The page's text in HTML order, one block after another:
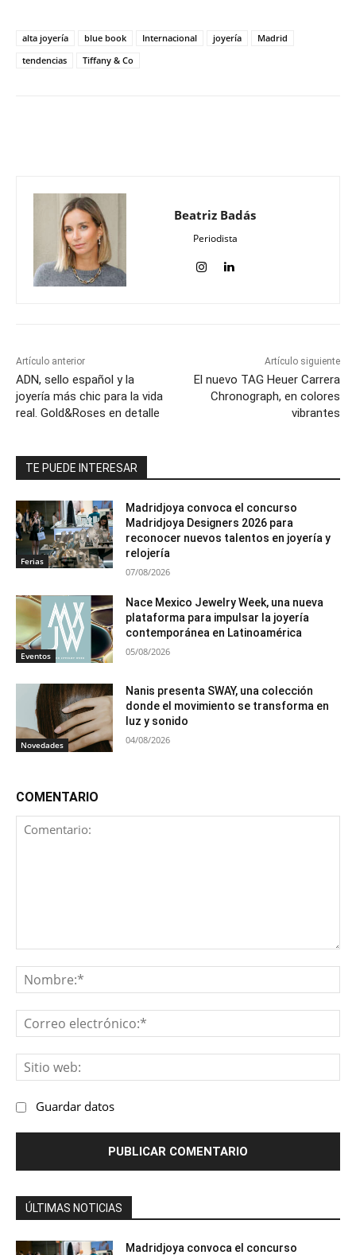
alta joyería blue book Internacional joyería
Madrid
tendencias
Tiffany & Co
Beatriz Badás
Periodista
Artículo anterior
ADN, sello español y la
joyería más chic para la vida
real. Gold&Roses en detalle
Artículo siguiente
El nuevo TAG Heuer Carrera
Chronograph, en colores
vibrantes
TE PUEDE INTERESAR
Ferias
Madridjoya convoca el concurso
Madridjoya Designers 2026 para
reconocer nuevos talentos en joyería y
relojería
07/08/2026
Eventos
Nace Mexico Jewelry Week, una nueva
plataforma para impulsar la joyería
contemporánea en Latinoamérica
05/08/2026
Novedades
Nanis presenta SWAY, una colección
donde el movimiento se transforma en
luz y sonido
04/08/2026
COMENTARIO
Guardar datos
ÚLTIMAS NOTICIAS
Madridjoya convoca el concurso